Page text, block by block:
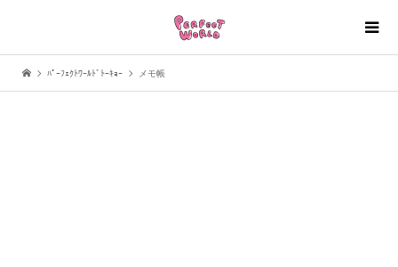
ﾊﾟｰﾌｪｸﾄﾜｰﾙﾄﾞﾄｰｷｮｰ メモ帳